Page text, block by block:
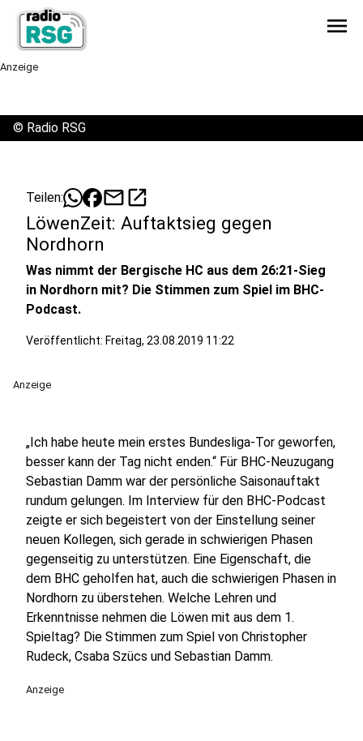
menu
Anzeige
© Radio RSG
Teilen: mailopen_in_new
LöwenZeit: Auftaktsieg gegen
Nordhorn
Was nimmt der Bergische HC aus dem 26:21-Sieg
in Nordhorn mit? Die Stimmen zum Spiel im BHC-
Podcast.
Veröffentlicht: Freitag, 23.08.2019 11:22
Anzeige
„Ich habe heute mein erstes Bundesliga-Tor geworfen,
besser kann der Tag nicht enden.“ Für BHC-Neuzugang
Sebastian Damm war der persönliche Saisonauftakt
rundum gelungen. Im Interview für den BHC-Podcast
zeigte er sich begeistert von der Einstellung seiner
neuen Kollegen, sich gerade in schwierigen Phasen
gegenseitig zu unterstützen. Eine Eigenschaft, die
dem BHC geholfen hat, auch die schwierigen Phasen in
Nordhorn zu überstehen. Welche Lehren und
Erkenntnisse nehmen die Löwen mit aus dem 1.
Spieltag? Die Stimmen zum Spiel von Christopher
Rudeck, Csaba Szücs und Sebastian Damm.
Anzeige